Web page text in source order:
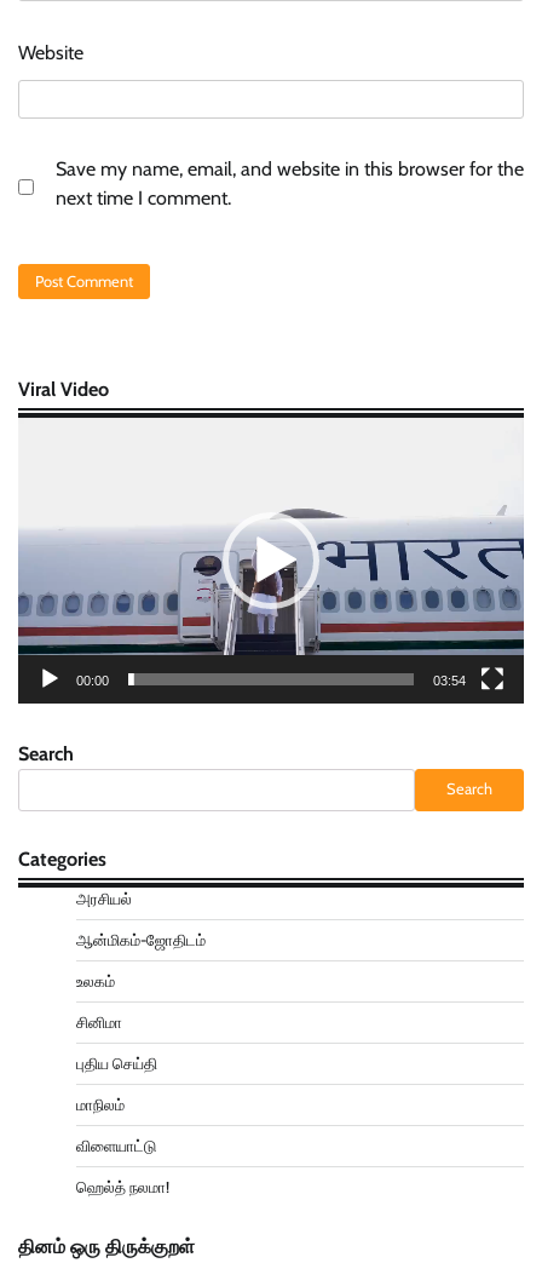
Website
Save my name, email, and website in this browser for the
next time I comment.
Viral Video
00:00 03:54
Search
Search
Categories
அரசியல்
ஆன்மிகம்-ஜோதிடம்
உலகம்
சினிமா
புதிய செய்தி
மாநிலம்
விளையாட்டு
ஹெல்த் நலமா!
தினம் ஒரு திருக்குறள்